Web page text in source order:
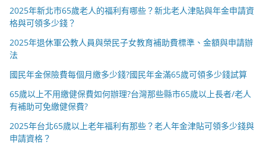
2025年新北市65歲老人的福利有哪些？新北老人津貼與年金申請資
格與可領多少錢？
2025年退休軍公教人員與榮民子女教育補助費標準、金額與申請辦
法
國民年金保險費每個月繳多少錢?國民年金滿65歲可領多少錢試算
65歲以上不用繳健保費如何辦理?台灣那些縣市65歲以上長者/老人
有補助可免繳健保費?
2025年台北65歲以上老年福利有那些？老人年金津貼可領多少錢與
申請資格？